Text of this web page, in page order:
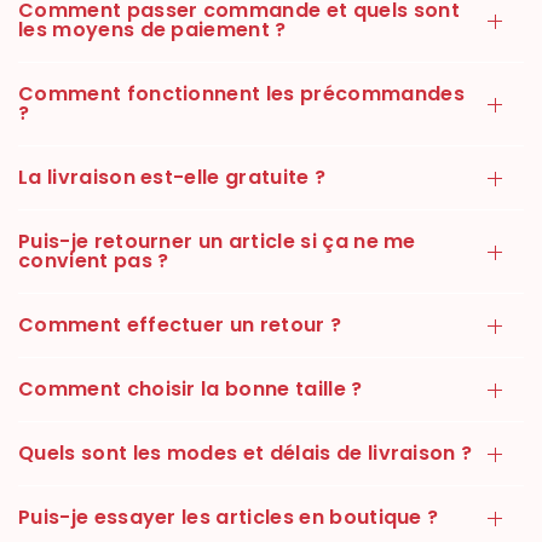
Comment passer commande et quels sont
les moyens de paiement ?
Comment fonctionnent les précommandes
?
La livraison est-elle gratuite ?
Puis-je retourner un article si ça ne me
convient pas ?
Comment effectuer un retour ?
Comment choisir la bonne taille ?
Quels sont les modes et délais de livraison ?
Puis-je essayer les articles en boutique ?